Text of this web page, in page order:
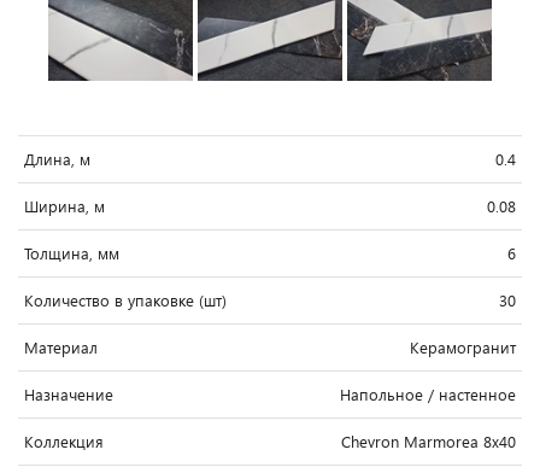
Длина, м 0.4
Ширина, м 0.08
Толщина, мм 6
Количество в упаковке (шт) 30
Материал Керамогранит
Назначение Напольное / настенное
Коллекция Chevron Marmorea 8x40